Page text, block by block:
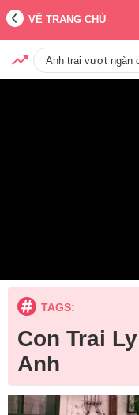
VỀ TRANG CHỦ
Anh trai vượt ngàn
TAGS:
Con Trai
Anh